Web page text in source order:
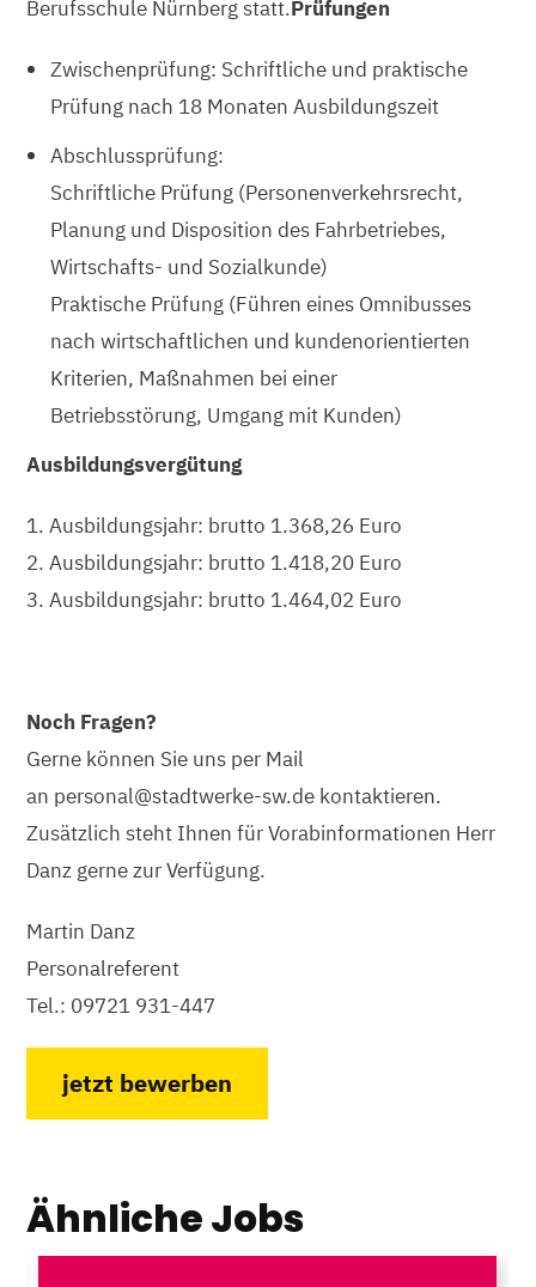
Berufsschule Nürnberg statt.Prüfungen
Zwischenprüfung: Schriftliche und praktische
Prüfung nach 18 Monaten Ausbildungszeit
Abschlussprüfung:
Schriftliche Prüfung (Personenverkehrsrecht,
Planung und Disposition des Fahrbetriebes,
Wirtschafts- und Sozialkunde)
Praktische Prüfung (Führen eines Omnibusses
nach wirtschaftlichen und kundenorientierten
Kriterien, Maßnahmen bei einer
Betriebsstörung, Umgang mit Kunden)
Ausbildungsvergütung
1. Ausbildungsjahr: brutto 1.368,26 Euro
2. Ausbildungsjahr: brutto 1.418,20 Euro
3. Ausbildungsjahr: brutto 1.464,02 Euro
Noch Fragen?
Gerne können Sie uns per Mail
an personal@stadtwerke-sw.de kontaktieren.
Zusätzlich steht Ihnen für Vorabinformationen Herr
Danz gerne zur Verfügung.
Martin Danz
Personalreferent
Tel.: 09721 931-447
jetzt bewerben
Ähnliche Jobs